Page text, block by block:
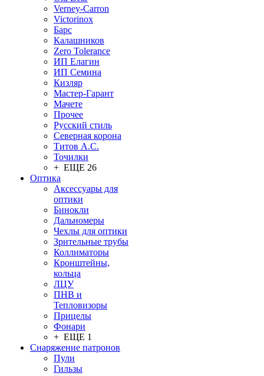
Verney-Carron
Victorinox
Барс
Калашников
Zero Tolerance
ИП Елагин
ИП Семина
Кизляр
Мастер-Гарант
Мачете
Прочее
Русский стиль
Северная корона
Титов А.С.
Точилки
+ ЕЩЕ 26
Оптика
Аксессуары для
оптики
Бинокли
Дальномеры
Чехлы для оптики
Зрительные трубы
Коллиматоры
Кронштейны,
кольца
ЛЦУ
ПНВ и
Тепловизоры
Прицелы
Фонари
+ ЕЩЕ 1
Снаряжение патронов
Пули
Гильзы